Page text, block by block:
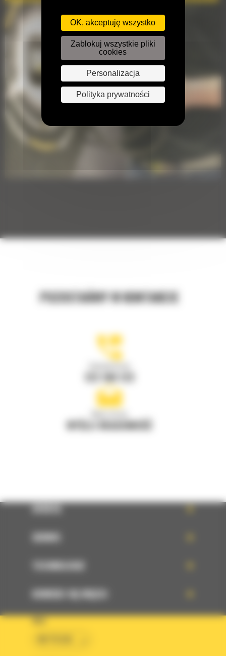
VisionLink® Productivity
POZOSTAŃMY W KONTAKCIE
Zadzwoń do nas
122 100 122
WYŚLIJ WIADOMOŚĆ
OFERTA
SERWIS
TECHNOLOGIE
DOWIEDZ SIĘ WIĘCEJ
KRAJ
OK, akceptuję wszystko
Zablokuj wszystkie pliki
cookies
Personalizacja
Polityka prywatności